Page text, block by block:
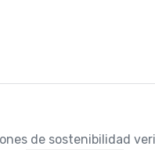
de sostenibilidad